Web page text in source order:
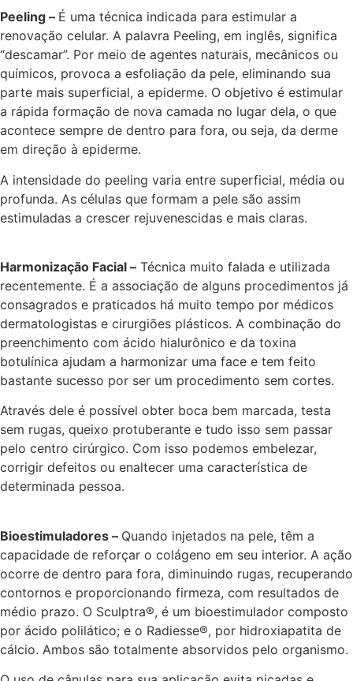
Peeling – É uma técnica indicada para estimular a
renovação celular. A palavra Peeling, em inglês, significa
“descamar”. Por meio de agentes naturais, mecânicos ou
químicos, provoca a esfoliação da pele, eliminando sua
parte mais superficial, a epiderme. O objetivo é estimular
a rápida formação de nova camada no lugar dela, o que
acontece sempre de dentro para fora, ou seja, da derme
em direção à epiderme.
A intensidade do peeling varia entre superficial, média ou
profunda. As células que formam a pele são assim
estimuladas a crescer rejuvenescidas e mais claras.
Harmonização Facial – Técnica muito falada e utilizada
recentemente. É a associação de alguns procedimentos já
consagrados e praticados há muito tempo por médicos
dermatologistas e cirurgiões plásticos. A combinação do
preenchimento com ácido hialurônico e da toxina
botulínica ajudam a harmonizar uma face e tem feito
bastante sucesso por ser um procedimento sem cortes.
Através dele é possível obter boca bem marcada, testa
sem rugas, queixo protuberante e tudo isso sem passar
pelo centro cirúrgico. Com isso podemos embelezar,
corrigir defeitos ou enaltecer uma característica de
determinada pessoa.
Bioestimuladores – Quando injetados na pele, têm a
capacidade de reforçar o colágeno em seu interior. A ação
ocorre de dentro para fora, diminuindo rugas, recuperando
contornos e proporcionando firmeza, com resultados de
médio prazo. O Sculptra®, é um bioestimulador composto
por ácido polilático; e o Radiesse®, por hidroxiapatita de
cálcio. Ambos são totalmente absorvidos pelo organismo.